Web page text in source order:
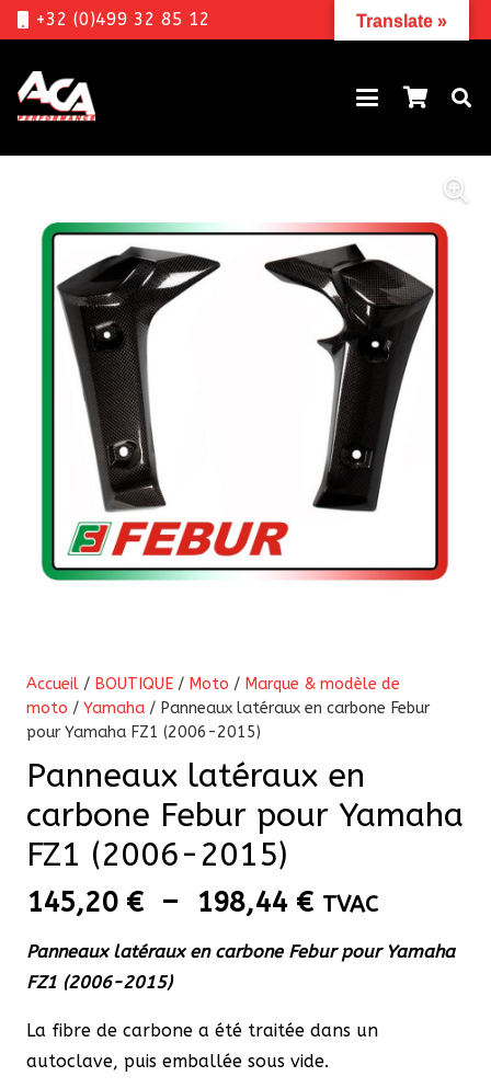
+32 (0)499 32 85 12
Accueil / BOUTIQUE / Moto / Marque & modèle de
moto / Yamaha / Panneaux latéraux en carbone Febur
pour Yamaha FZ1 (2006-2015)
Panneaux latéraux en
carbone Febur pour Yamaha
FZ1 (2006-2015)
145,20 € – 198,44 €Plage
prix :
à
198,44 €
TVAC
Panneaux latéraux en carbone Febur pour Yamaha
FZ1 (2006-2015)
La fibre de carbone a été traitée dans un
autoclave, puis emballée sous vide.
Translate »